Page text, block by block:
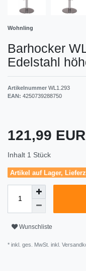
Wohnling
Barhocker
Edelstahl
Artikelnummer WL1.293
EAN: 4250739288750
121,99 EUR
Inhalt 1 Stück
Artikel auf Lager,
Wunschliste
* inkl. ges. MwSt. inkl.